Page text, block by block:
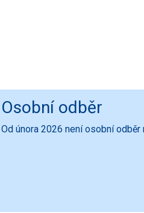
Osobní odběr
Od února 2026 není osobní odběr